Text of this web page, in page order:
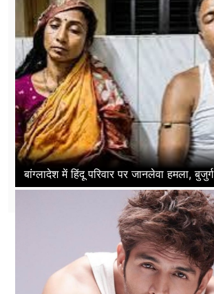
बांग्लादेश में हिंदू परिवार पर जानलेवा हमला,